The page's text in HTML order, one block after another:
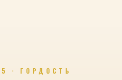
· ГОРДОСТЬ